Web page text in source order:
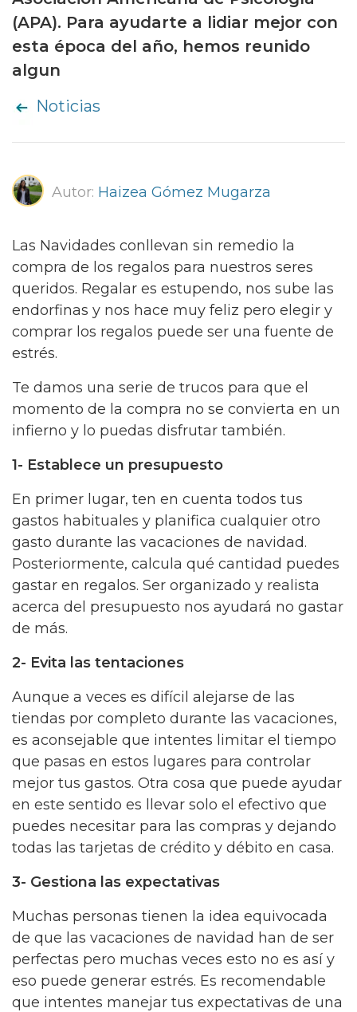
(APA). Para ayudarte a lidiar mejor con
esta época del año, hemos reunido
algun
Noticias
Autor: Haizea Gómez Mugarza
Las Navidades conllevan sin remedio la
compra de los regalos para nuestros seres
queridos. Regalar es estupendo, nos sube las
endorfinas y nos hace muy feliz pero elegir y
comprar los regalos puede ser una fuente de
estrés.
Te damos una serie de trucos para que el
momento de la compra no se convierta en un
infierno y lo puedas disfrutar también.
1- Establece un presupuesto
En primer lugar, ten en cuenta todos tus
gastos habituales y planifica cualquier otro
gasto durante las vacaciones de navidad.
Posteriormente, calcula qué cantidad puedes
gastar en regalos. Ser organizado y realista
acerca del presupuesto nos ayudará no gastar
de más.
2- Evita las tentaciones
Aunque a veces es difícil alejarse de las
tiendas por completo durante las vacaciones,
es aconsejable que intentes limitar el tiempo
que pasas en estos lugares para controlar
mejor tus gastos. Otra cosa que puede ayudar
en este sentido es llevar solo el efectivo que
puedes necesitar para las compras y dejando
todas las tarjetas de crédito y débito en casa.
3- Gestiona las expectativas
Muchas personas tienen la idea equivocada
de que las vacaciones de navidad han de ser
perfectas pero muchas veces esto no es así y
eso puede generar estrés. Es recomendable
que intentes manejar tus expectativas de una